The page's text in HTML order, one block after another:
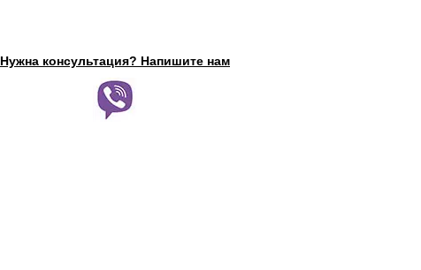
Нужна консультация? Напишите нам